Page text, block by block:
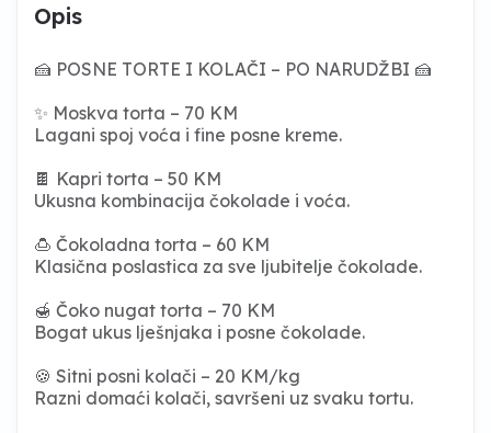
Opis
🍰 POSNE TORTE I KOLAČI – PO NARUDŽBI 🍰
✨ Moskva torta – 70 KM
Lagani spoj voća i fine posne kreme.
🍫 Kapri torta – 50 KM
Ukusna kombinacija čokolade i voća.
🍮 Čokoladna torta – 60 KM
Klasična poslastica za sve ljubitelje čokolade.
🍯 Čoko nugat torta – 70 KM
Bogat ukus lješnjaka i posne čokolade.
🍪 Sitni posni kolači – 20 KM/kg
Razni domaći kolači, savršeni uz svaku tortu.